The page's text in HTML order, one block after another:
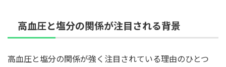
高血圧と塩分の関係が注目される背景
高血圧と塩分の関係が強く注目されている理由のひとつ